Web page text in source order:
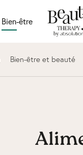
Bien-être
Bien-être et beauté